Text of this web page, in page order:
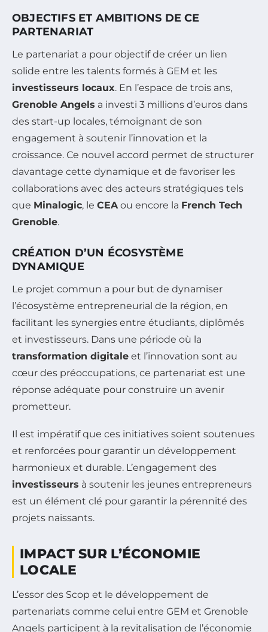
OBJECTIFS ET AMBITIONS DE CE
PARTENARIAT
Le partenariat a pour objectif de créer un lien
solide entre les talents formés à GEM et les
investisseurs locaux. En l’espace de trois ans,
Grenoble Angels a investi 3 millions d’euros dans
des start-up locales, témoignant de son
engagement à soutenir l’innovation et la
croissance. Ce nouvel accord permet de structurer
davantage cette dynamique et de favoriser les
collaborations avec des acteurs stratégiques tels
que Minalogic, le CEAou encore la French Tech
Grenoble.
CRÉATION D’UN ÉCOSYSTÈME
DYNAMIQUE
Le projet commun a pour but de dynamiser
l’écosystème entrepreneurial de la région, en
facilitant les synergies entre étudiants, diplômés
et investisseurs. Dans une période où la
transformation digitale et l’innovation sont au
cœur des préoccupations, ce partenariat est une
réponse adéquate pour construire un avenir
prometteur.
Il est impératif que ces initiatives soient soutenues
et renforcées pour garantir un développement
harmonieux et durable. L’engagement des
investisseurs à soutenir les jeunes entrepreneurs
est un élément clé pour garantir la pérennité des
projets naissants.
IMPACT SUR L’ÉCONOMIE
LOCALE
L’essor des Scop et le développement de
partenariats comme celui entre GEM et Grenoble
Angels participent à la revitalisation de l’économie